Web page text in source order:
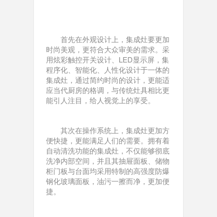
首先在外观设计上，集成灶要更加
时尚美观，更符合大众审美的需求。采
用炫彩触控开关设计、LED显示屏，集
程序化、智能化、人性化设计于一体的
集成灶，通过简约时尚的设计，更能适
应当代厨房的格调，与传统灶具相比更
能引人注目，给人视觉上的享受。
其次在操作系统上，集成灶更加方
便快捷，更能满足人们的需要。拥有着
自动清洗功能的集成灶，不仅能够彻底
洗净内部空间，并且其抽屉面板、储物
柜门板与台面均采用特制的高强度防爆
钢化玻璃面板，油污一擦而净，更加便
捷。